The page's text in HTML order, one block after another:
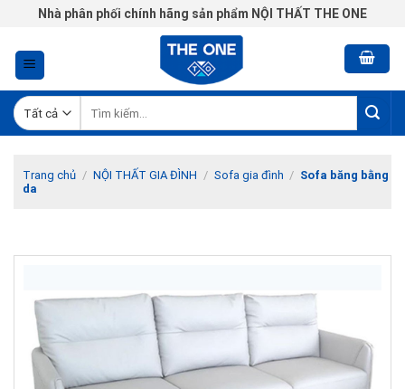
Chuyển
nội
dung
Nhà phân phối chính hãng sản phẩm NỘI THẤT THE ONE
kiếm:
Trang chủ / NỘI THẤT GIA ĐÌNH / Sofa gia đình / Sofa băng bằng
da